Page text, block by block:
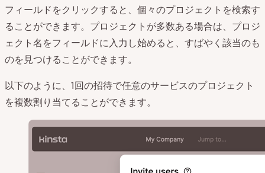
フィールドをクリックすると、個々のプロジェクトを検索す
ることができます。プロジェクトが多数ある場合は、プロジ
ェクト名をフィールドに入力し始めると、すばやく該当のも
のを見つけることができます。
以下のように、1回の招待で任意のサービスのプロジェクト
を複数割り当てることができます。